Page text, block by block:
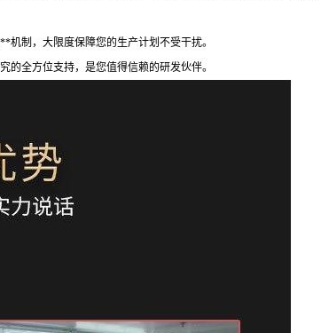
制，大限度保障您的生产计划不受干扰。
全方位支持，是您值得信赖的研发伙伴。